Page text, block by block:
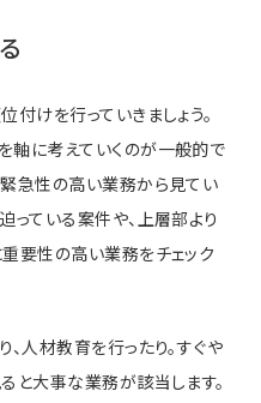
けを行っていきましょう。
に考えていくのが一般的で
急性の高い業務から見てい
っている案件や、上層部より
要性の高い業務をチェック
人材教育を行ったり。すぐや
と大事な業務が該当します。